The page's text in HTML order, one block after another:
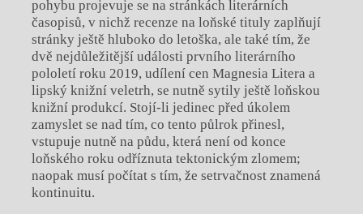
pohybu projevuje se na stránkách literárních
časopisů, v nichž recenze na loňské tituly zaplňují
stránky ještě hluboko do letoška, ale také tím, že
dvě nejdůležitější události prvního literárního
pololetí roku 2019, udílení cen Magnesia Litera a
lipský knižní veletrh, se nutně sytily ještě loňskou
knižní produkcí. Stojí-li jedinec před úkolem
zamyslet se nad tím, co tento půlrok přinesl,
vstupuje nutně na půdu, která není od konce
loňského roku odříznuta tektonickým zlomem;
naopak musí počítat s tím, že setrvačnost znamená
kontinuitu.